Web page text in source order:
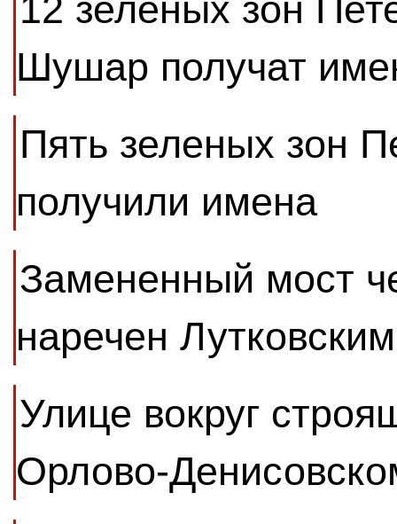
Шушар получат
Пять зеленых зон
получили имена
Замененный мост
наречен Лутковским
Улице вокруг
Орлово-